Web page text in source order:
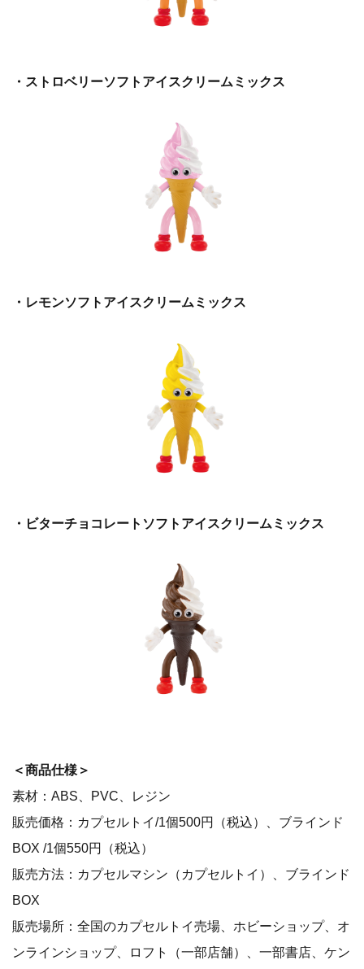
・ストロベリーソフトアイスクリームミックス
・レモンソフトアイスクリームミックス
・ビターチョコレートソフトアイスクリームミックス
＜商品仕様＞
素材：ABS、PVC、レジン
販売価格：カプセルトイ/1個500円（税込）、ブラインド
BOX /1個550円（税込）
販売方法：カプセルマシン（カプセルトイ）、ブラインド
BOX
販売場所：全国のカプセルトイ売場、ホビーショップ、オ
ンラインショップ、ロフト（一部店舗）、一部書店、ケン